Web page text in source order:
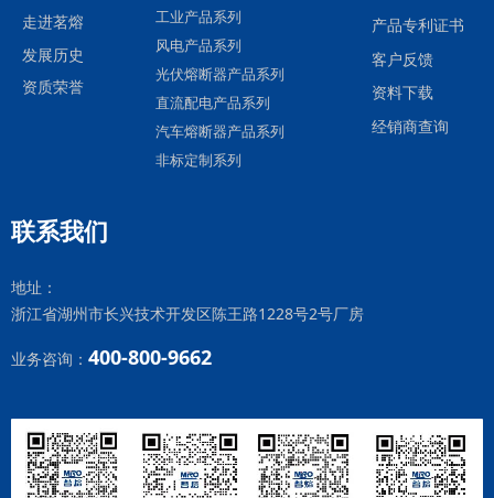
地址：
浙江省湖州市长兴技术开发区陈王路1228号2号厂房
业务咨询： 400-800-9662
联系我们
走进茗熔
发展历史
资质荣誉
工业产品系列
风电产品系列
光伏熔断器产品系列
直流配电产品系列
汽车熔断器产品系列
非标定制系列
产品专利证书
客户反馈
资料下载
经销商查询